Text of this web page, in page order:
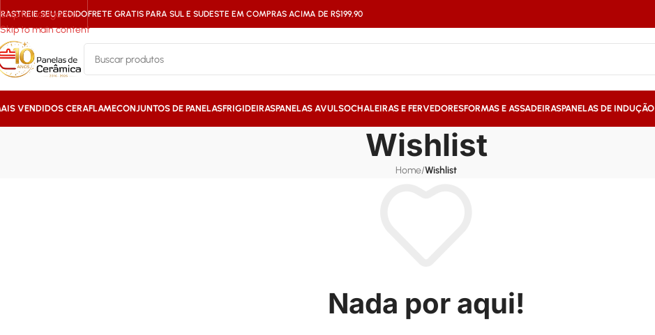
Skip to navigation
Skip to main content
RASTREIE SEU PEDIDOFRETE GRATIS PARA SUL E SUDESTE EM COMPRAS ACIMA DE R$199,90
VENDIDOS CERAFLAMECONJUNTOS DE PANELASFRIGIDEIRASPANELAS AVULSOCHALEIRAS E FERVEDORESFORMAS E ASSADEIRASPANELAS DE INDUÇÃO
Wishlist
Home/Wishlist
Nada por aqui!